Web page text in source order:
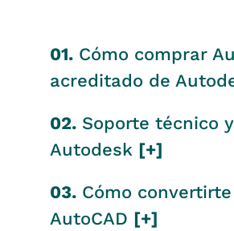
01. Cómo comprar
acreditado de
02. Soporte técnico
Autodesk [+]
03. Cómo
AutoCAD [+]